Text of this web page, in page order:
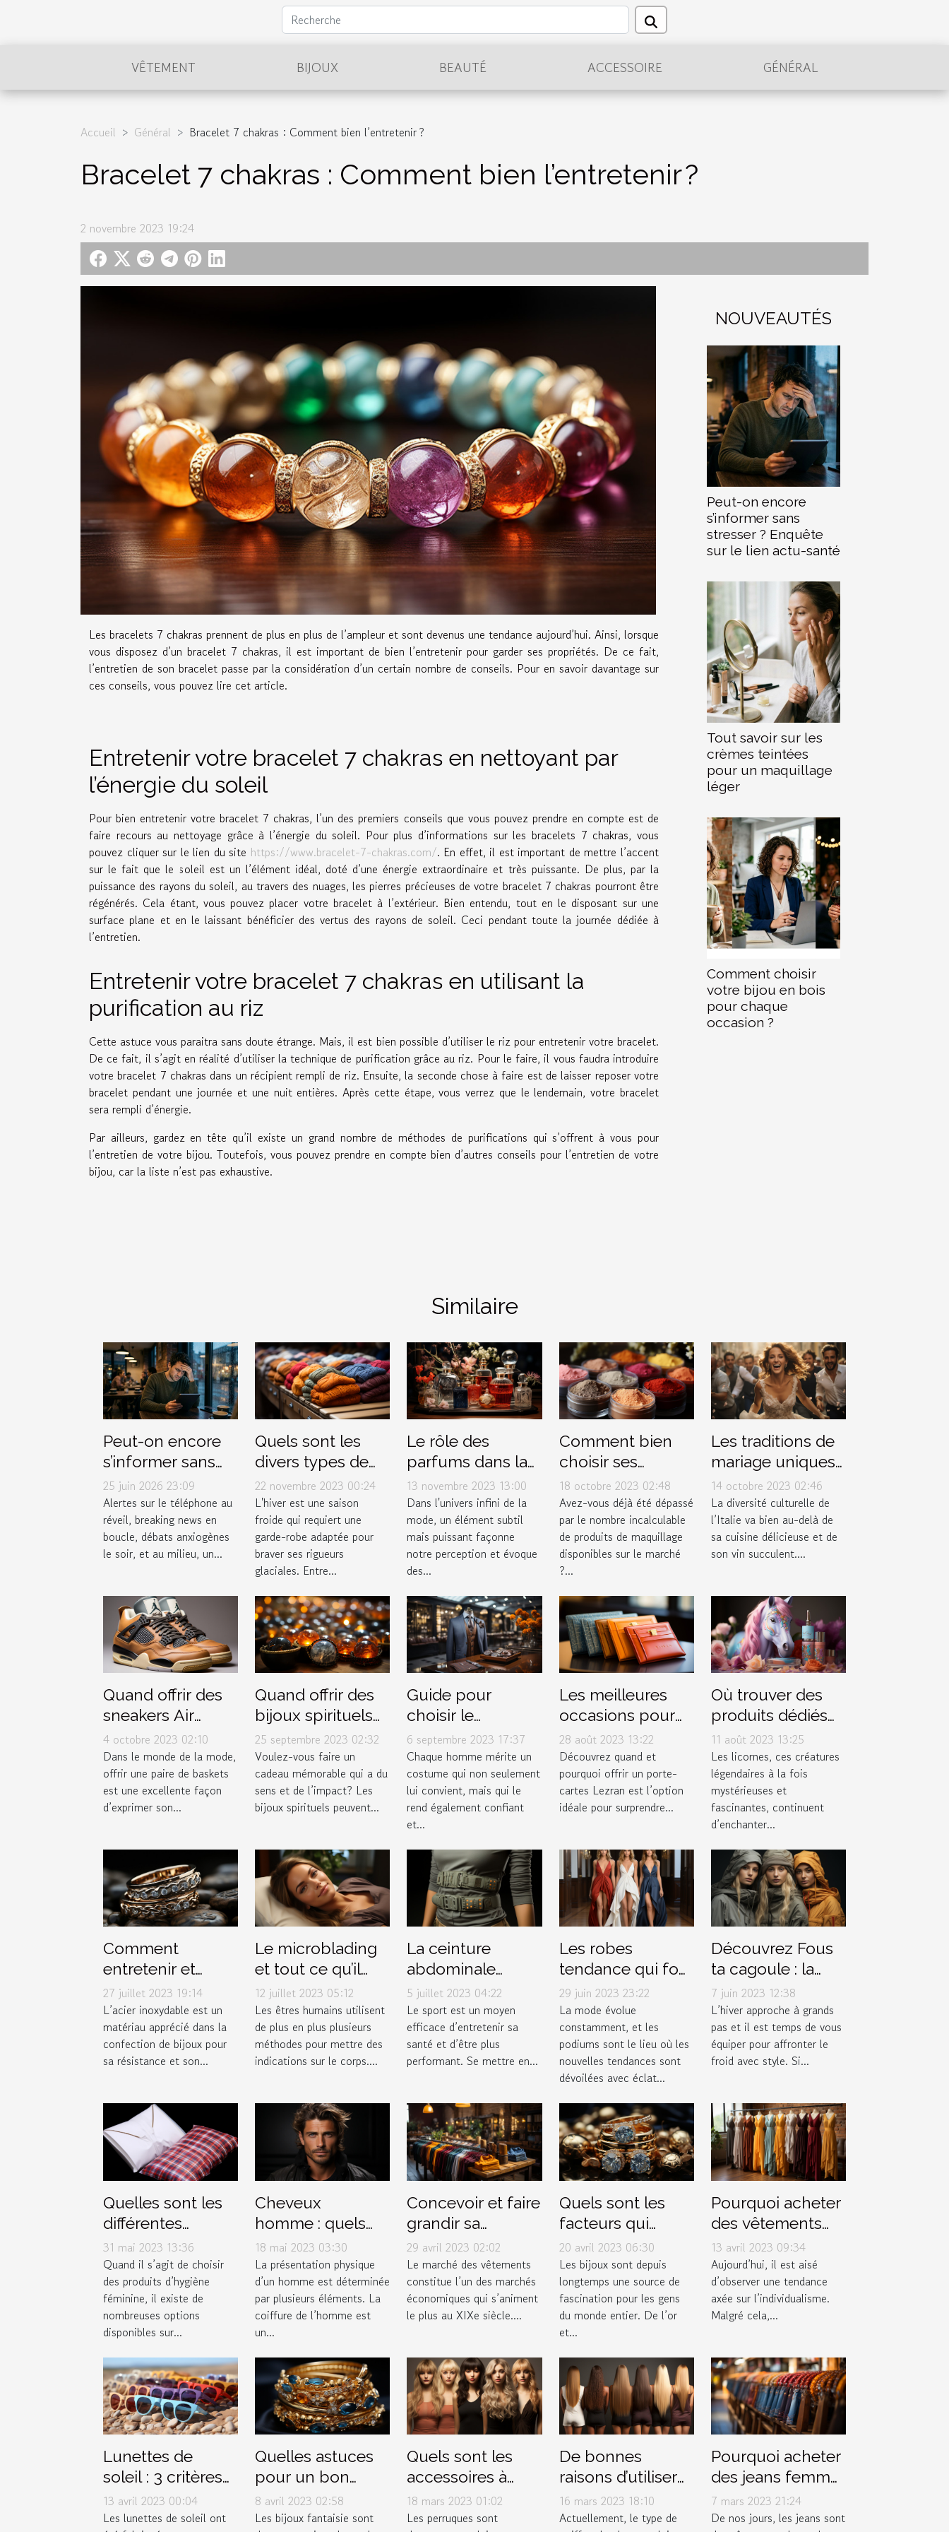
VÊTEMENT BIJOUX BEAUTÉ ACCESSOIRE GÉNÉRAL
Accueil Général Bracelet 7 chakras : Comment bien l’entretenir ?
Bracelet 7 chakras : Comment bien l’entretenir ?
2 novembre 2023 19:24
Les bracelets 7 chakras prennent de plus en plus de l’ampleur et sont devenus une tendance aujourd’hui. Ainsi, lorsque
vous disposez d’un bracelet 7 chakras, il est important de bien l’entretenir pour garder ses propriétés. De ce fait,
l’entretien de son bracelet passe par la considération d’un certain nombre de conseils. Pour en savoir davantage sur
ces conseils, vous pouvez lire cet article.
Entretenir votre bracelet 7 chakras en nettoyant par
l’énergie du soleil
Pour bien entretenir votre bracelet 7 chakras, l’un des premiers conseils que vous pouvez prendre en compte est de
faire recours au nettoyage grâce à l’énergie du soleil. Pour plus d’informations sur les bracelets 7 chakras, vous
pouvez cliquer sur le lien du site https://www.bracelet-7-chakras.com/. En effet, il est important de mettre l’accent
sur le fait que le soleil est un l’élément idéal, doté d’une énergie extraordinaire et très puissante. De plus, par la
puissance des rayons du soleil, au travers des nuages, les pierres précieuses de votre bracelet 7 chakras pourront être
régénérés. Cela étant, vous pouvez placer votre bracelet à l’extérieur. Bien entendu, tout en le disposant sur une
surface plane et en le laissant bénéficier des vertus des rayons de soleil. Ceci pendant toute la journée dédiée à
l’entretien.
Entretenir votre bracelet 7 chakras en utilisant la
purification au riz
Cette astuce vous paraitra sans doute étrange. Mais, il est bien possible d’utiliser le riz pour entretenir votre bracelet.
De ce fait, il s’agit en réalité d’utiliser la technique de purification grâce au riz. Pour le faire, il vous faudra introduire
votre bracelet 7 chakras dans un récipient rempli de riz. Ensuite, la seconde chose à faire est de laisser reposer votre
bracelet pendant une journée et une nuit entières. Après cette étape, vous verrez que le lendemain, votre bracelet
sera rempli d’énergie.
Par ailleurs, gardez en tête qu’il existe un grand nombre de méthodes de purifications qui s’offrent à vous pour
l’entretien de votre bijou. Toutefois, vous pouvez prendre en compte bien d’autres conseils pour l’entretien de votre
bijou, car la liste n’est pas exhaustive.
NOUVEAUTÉS
Peut-on encore
s’informer sans
stresser ? Enquête
sur le lien actu-santé
Tout savoir sur les
crèmes teintées
pour un maquillage
léger
Comment choisir
votre bijou en bois
pour chaque
occasion ?
Similaire
Peut-on encore
s’informer sans
stresser ?
Enquête sur le
lien actu-santé
25 juin 2026 23:09
Alertes sur le téléphone au
réveil, breaking news en
boucle, débats anxiogènes
le soir, et au milieu, un...
Quels sont les
divers types de
vêtements pour
affronter
efficacement
l'hiver ?
22 novembre 2023 00:24
L'hiver est une saison
froide qui requiert une
garde-robe adaptée pour
braver ses rigueurs
glaciales. Entre...
Le rôle des
parfums dans la
mode et le style
personnel
13 novembre 2023 13:00
Dans l'univers infini de la
mode, un élément subtil
mais puissant façonne
notre perception et évoque
des...
Comment bien
choisir ses
produits de
maquillage selon
son type de peau
?
18 octobre 2023 02:48
Avez-vous déjà été dépassé
par le nombre incalculable
de produits de maquillage
disponibles sur le marché
?...
Les traditions de
mariage uniques
en Italie
14 octobre 2023 02:46
La diversité culturelle de
l’Italie va bien au-delà de
sa cuisine délicieuse et de
son vin succulent....
Quand offrir des
sneakers Air
Jordan 4 Retro
Thunder 2023
comme cadeau
4 octobre 2023 02:10
Dans le monde de la mode,
offrir une paire de baskets
est une excellente façon
d’exprimer son...
Quand offrir des
bijoux spirituels
pour maximiser
leur impact
25 septembre 2023 02:32
Voulez-vous faire un
cadeau mémorable qui a du
sens et de l’impact? Les
bijoux spirituels peuvent...
Guide pour
choisir le
costume parfait
dans un magasin
de luxe
6 septembre 2023 17:37
Chaque homme mérite un
costume qui non seulement
lui convient, mais qui le
rend également confiant
et...
Les meilleures
occasions pour
offrir un porte-
cartes Lezran
28 août 2023 13:22
Découvrez quand et
pourquoi offrir un porte-
cartes Lezran est l’option
idéale pour surprendre...
Où trouver des
produits dédiés
aux licornes ?
11 août 2023 13:25
Les licornes, ces créatures
légendaires à la fois
mystérieuses et
fascinantes, continuent
d’enchanter...
Comment
entretenir et
conserver vos
bijoux en acier
inoxydable
27 juillet 2023 19:14
L’acier inoxydable est un
matériau apprécié dans la
confection de bijoux pour
sa résistance et son...
Le microblading
et tout ce qu’il
faut savoir à ce
propos
12 juillet 2023 05:12
Les êtres humains utilisent
de plus en plus plusieurs
méthodes pour mettre des
indications sur le corps....
La ceinture
abdominale
pulsée : pourquoi
l'avoir dans votre
garde-robe ?
5 juillet 2023 04:22
Le sport est un moyen
efficace d’entretenir sa
santé et d’être plus
performant. Se mettre en...
Les robes
tendance qui font
fureur sur les
podiums de la
mode
29 juin 2023 23:22
La mode évolue
constamment, et les
podiums sont le lieu où les
nouvelles tendances sont
dévoilées avec éclat...
Découvrez Fous
ta cagoule : la
boutique
incontournable
pour vos
accessoires
d'hiver
7 juin 2023 12:38
L’hiver approche à grands
pas et il est temps de vous
équiper pour affronter le
froid avec style. Si...
Quelles sont les
différentes
options de
serviettes
hygiéniques
disponibles sur le
marché pour les
31 mai 2023 13:36
Quand il s’agit de choisir
des produits d’hygiène
féminine, il existe de
nombreuses options
disponibles sur...
Cheveux
homme : quels
sont les différents
types de dégradé
?
18 mai 2023 03:30
La présentation physique
d’un homme est déterminée
par plusieurs éléments. La
coiffure de l’homme est
un...
Concevoir et faire
grandir sa
marque de
vêtement
29 avril 2023 02:02
Le marché des vêtements
constitue l’un des marchés
économiques qui s’animent
le plus au XIXe siècle....
Quels sont les
facteurs qui
déterminent la
valeur d'un bijou
?
20 avril 2023 06:30
Les bijoux sont depuis
longtemps une source de
fascination pour les gens
du monde entier. De l’or
et...
Pourquoi acheter
des vêtements
dans une
boutique de
couple ?
13 avril 2023 09:34
Aujourd’hui, il est aisé
d’observer une tendance
axée sur l’individualisme.
Malgré cela,...
Lunettes de
soleil : 3 critères
pour faire de bon
choix
13 avril 2023 00:04
Les lunettes de soleil ont
Quelles astuces
pour un bon
choix de bijoux
fantaisie ?
8 avril 2023 02:58
Les bijoux fantaisie sont
Quels sont les
accessoires à
mettre sous une
perruque ?
18 mars 2023 01:02
Les perruques sont
De bonnes
raisons d’utiliser
le lissage
brésilien
16 mars 2023 18:10
Actuellement, le type de
Pourquoi acheter
des jeans femme
auprès d’un
grossiste en
7 mars 2023 21:24
De nos jours, les jeans sont